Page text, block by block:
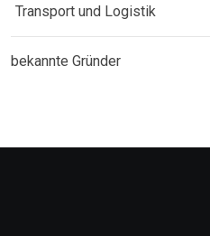
Transport und Logistik
bekannte Gründer